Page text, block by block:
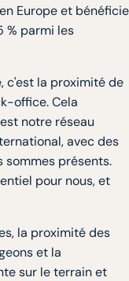
Europe et bénéficie
% parmi les
c'est la proximité de
office. Cela
notre réseau
avec des
sommes présents.
pour nous, et
la proximité des
et la
sur le terrain et